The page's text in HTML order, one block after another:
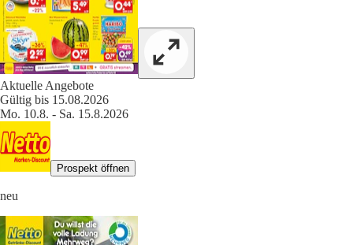
Aktuelle Angebote
Gültig bis 15.08.2026
Mo. 10.8. - Sa. 15.8.2026
Prospekt öffnen
neu